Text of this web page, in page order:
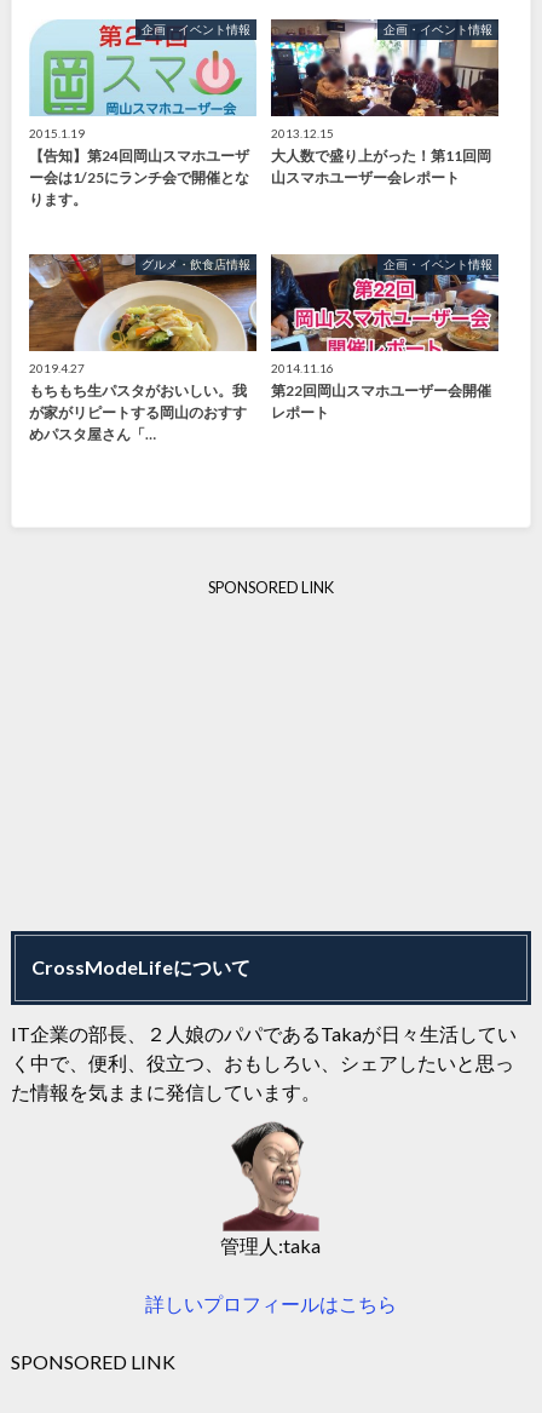
企画・イベント情報
2015.1.19
【告知】第24回岡山スマホユーザ
ー会は1/25にランチ会で開催とな
ります。
企画・イベント情報
2013.12.15
大人数で盛り上がった！第11回岡
山スマホユーザー会レポート
グルメ・飲食店情報
2019.4.27
もちもち生パスタがおいしい。我
が家がリピートする岡山のおすす
めパスタ屋さん「…
企画・イベント情報
2014.11.16
第22回岡山スマホユーザー会開催
レポート
SPONSORED LINK
CrossModeLifeについて
IT企業の部長、２人娘のパパであるTakaが日々生活してい
く中で、便利、役立つ、おもしろい、シェアしたいと思っ
た情報を気ままに発信しています。
管理人:taka
詳しいプロフィールはこちら
SPONSORED LINK